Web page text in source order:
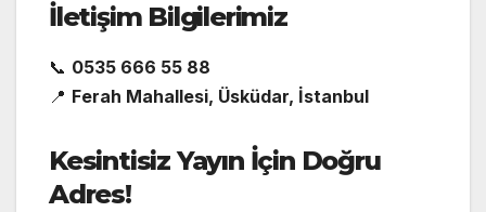
İletişim Bilgilerimiz
📞 0535 666 55 88
📍 Ferah Mahallesi, Üsküdar, İstanbul
Kesintisiz Yayın İçin Doğru
Adres!